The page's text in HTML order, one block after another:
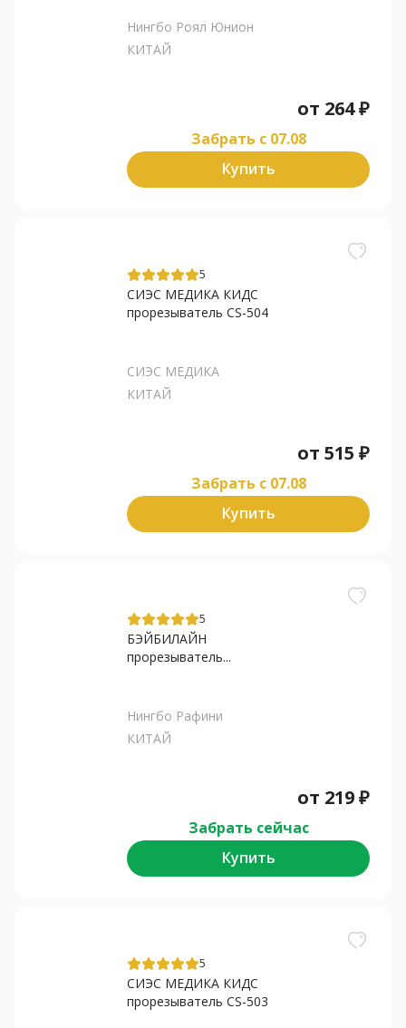
Нингбо Роял Юнион
КИТАЙ
от 264₽
Забрать c 07.08
Купить
5
СИЭС МЕДИКА КИДС
прорезыватель CS-504
СИЭС МЕДИКА
КИТАЙ
от 515 ₽
Забрать c 07.08
Купить
5
БЭЙБИЛАЙН
прорезыватель...
Нингбо Рафини
КИТАЙ
от 219₽
Забрать сейчас
Купить
5
СИЭС МЕДИКА КИДС
прорезыватель CS-503